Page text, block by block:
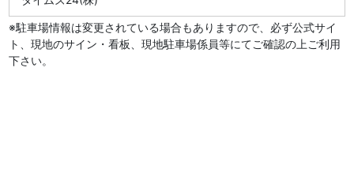
※駐車場情報は変更されている場合もありますので、必ず公式サイ
ト、現地のサイン・看板、現地駐車場係員等にてご確認の上ご利用
下さい。